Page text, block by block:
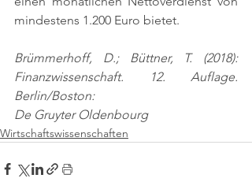
mindestens 1.200 Euro bietet.
Brümmerhoff, D.; Büttner, T. (2018):
Finanzwissenschaft. 12. Auflage.
Berlin/Boston:
De Gruyter Oldenbourg
Wirtschaftswissenschaften